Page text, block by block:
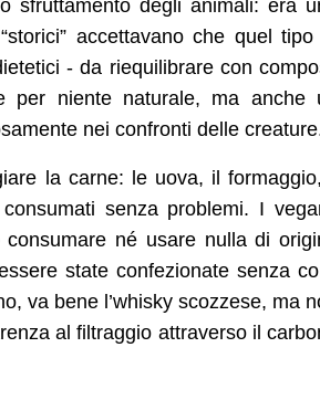
sfruttamento degli animali: era
accettavano che quel
- da riequilibrare con
per niente naturale, ma anche
nei confronti delle
la carne: le uova, il
senza problemi. I
né usare nulla di
state confezionate senza
va bene l’whisky scozzese, ma
al filtraggio attraverso il